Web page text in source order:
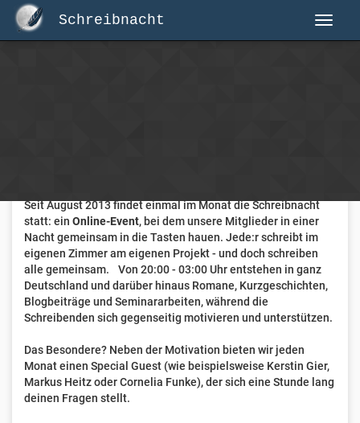
Schreibnacht
Seit August 2013 findet einmal im Monat die Schreibnacht
statt: ein Online-Event, bei dem unsere Mitglieder in einer
Nacht gemeinsam in die Tasten hauen. Jede:r schreibt im
eigenen Zimmer am eigenen Projekt - und doch schreiben
alle gemeinsam. Von 20:00 - 03:00 Uhr entstehen in ganz
Deutschland und darüber hinaus Romane, Kurzgeschichten,
Blogbeiträge und Seminararbeiten, während die
Schreibenden sich gegenseitig motivieren und unterstützen.
Das Besondere? Neben der Motivation bieten wir jeden
Monat einen Special Guest (wie beispielsweise Kerstin Gier,
Markus Heitz oder Cornelia Funke), der sich eine Stunde lang
deinen Fragen stellt.